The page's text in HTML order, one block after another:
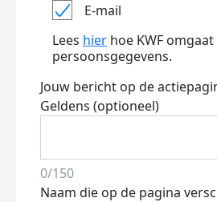
E-mail
Lees hier hoe KWF
persoonsgegevens.
Jouw bericht op de
Geldens (optioneel)
0/150
Naam die op de pagina